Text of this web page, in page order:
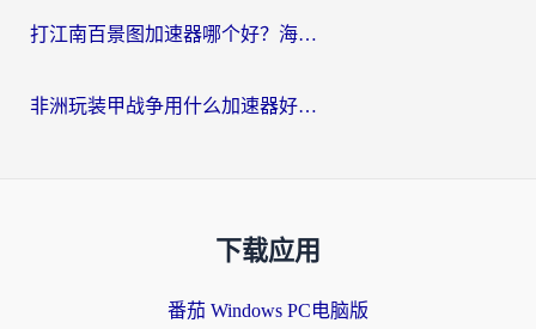
打江南百景图加速器哪个好？海外党踩坑N次后，终于找到不卡的秘诀
非洲玩装甲战争用什么加速器好？海外党亲测有效的国服游戏加速方案
下载应用
番茄 Windows PC电脑版